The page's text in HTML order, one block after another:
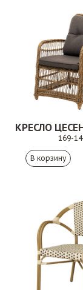
169-